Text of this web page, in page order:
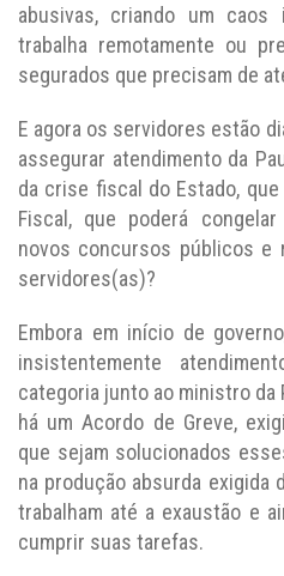
abusivas, criando um
trabalha remotamente ou
segurados que precisam de
E agora os servidores estão
assegurar atendimento da
da crise fiscal do Estado,
Fiscal, que poderá
novos concursos públicos e
servidores(as)?
Embora em início de
insistentemente
categoria junto ao ministro da
há um Acordo de Greve,
que sejam solucionados
na produção absurda exigida
trabalham até a exaustão e
cumprir suas tarefas.